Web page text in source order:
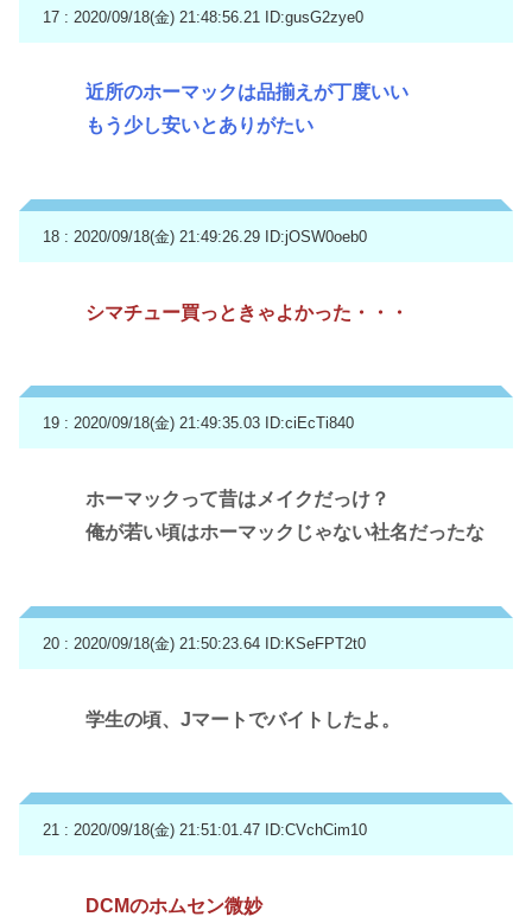
17 : 2020/09/18(金) 21:48:56.21 ID:gusG2zye0
近所のホーマックは品揃えが丁度いい
もう少し安いとありがたい
18 : 2020/09/18(金) 21:49:26.29 ID:jOSW0oeb0
シマチュー買っときゃよかった・・・
19 : 2020/09/18(金) 21:49:35.03 ID:ciEcTi840
ホーマックって昔はメイクだっけ？
俺が若い頃はホーマックじゃない社名だったな
20 : 2020/09/18(金) 21:50:23.64 ID:KSeFPT2t0
学生の頃、Jマートでバイトしたよ。
21 : 2020/09/18(金) 21:51:01.47 ID:CVchCim10
DCMのホムセン微妙